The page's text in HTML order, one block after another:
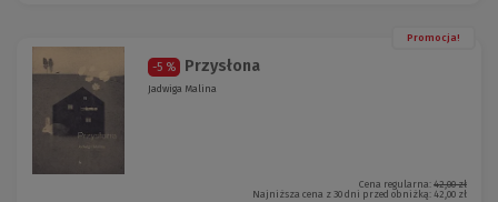
Promocja!
-5 % Przysłona
Jadwiga Malina
Cena regularna: 42,00 zł
Najniższa cena z 30 dni przed obniżką: 42,00 zł